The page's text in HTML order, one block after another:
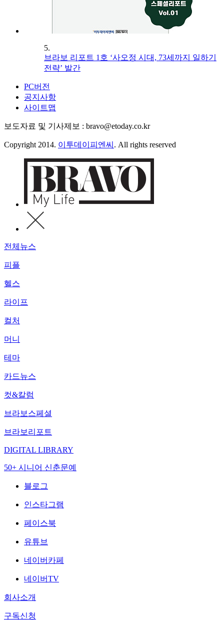
5.
브라보 리포트 1호 ‘사오정 시대, 73세까지 일하기
전략’ 발간
PC버전
공지사항
사이트맵
보도자료 및 기사제보 : bravo@etoday.co.kr
Copyright 2014. 이투데이피엔씨 . All rights reserved
전체뉴스
피플
헬스
라이프
컬처
머니
테마
카드뉴스
컷&칼럼
브라보스페셜
브라보리포트
DIGITAL LIBRARY
50+ 시니어 신춘문예
블로그
인스타그램
페이스북
유튜브
네이버카페
네이버TV
회사소개
구독신청